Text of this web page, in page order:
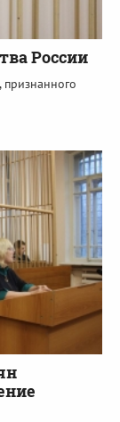
России